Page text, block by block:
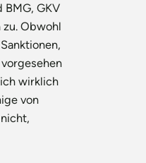
BMG, GKV
zu. Obwohl
wirklich
von